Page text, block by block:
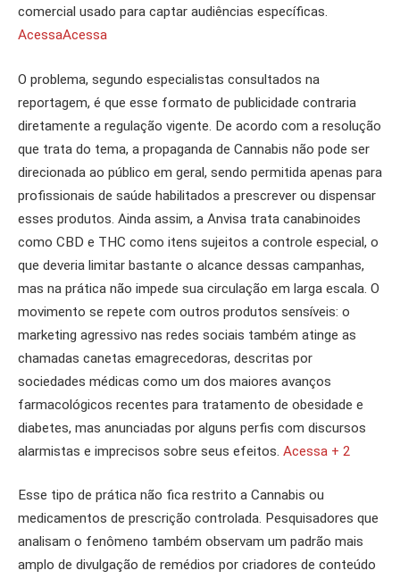
comercial usado para captar audiências específicas.
AcessaAcessa
O problema, segundo especialistas consultados na
reportagem, é que esse formato de publicidade contraria
diretamente a regulação vigente. De acordo com a resolução
que trata do tema, a propaganda de Cannabis não pode ser
direcionada ao público em geral, sendo permitida apenas para
profissionais de saúde habilitados a prescrever ou dispensar
esses produtos. Ainda assim, a Anvisa trata canabinoides
como CBD e THC como itens sujeitos a controle especial, o
que deveria limitar bastante o alcance dessas campanhas,
mas na prática não impede sua circulação em larga escala. O
movimento se repete com outros produtos sensíveis: o
marketing agressivo nas redes sociais também atinge as
chamadas canetas emagrecedoras, descritas por
sociedades médicas como um dos maiores avanços
farmacológicos recentes para tratamento de obesidade e
diabetes, mas anunciadas por alguns perfis com discursos
alarmistas e imprecisos sobre seus efeitos. Acessa + 2
Esse tipo de prática não fica restrito a Cannabis ou
medicamentos de prescrição controlada. Pesquisadores que
analisam o fenômeno também observam um padrão mais
amplo de divulgação de remédios por criadores de conteúdo